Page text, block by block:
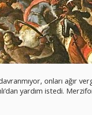
onları ağır
yardım istedi.